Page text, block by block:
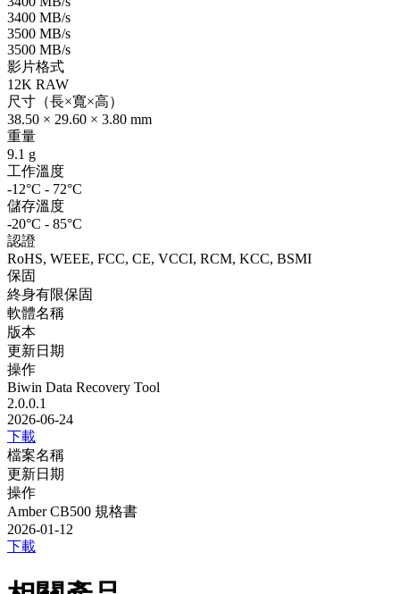
3400 MB/s
3500 MB/s
3500 MB/s
影片格式
12K RAW
尺寸（長×寬×高）
38.50 × 29.60 × 3.80 mm
重量
9.1 g
工作溫度
-12°C - 72°C
儲存溫度
-20°C - 85°C
認證
RoHS, WEEE, FCC, CE, VCCI, RCM, KCC, BSMI
保固
終身有限保固
軟體名稱
版本
更新日期
操作
Biwin Data Recovery Tool
2.0.0.1
2026-06-24
下載
檔案名稱
更新日期
操作
Amber CB500 規格書
2026-01-12
下載